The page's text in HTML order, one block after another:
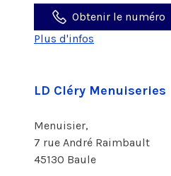
Obtenir le numéro
Plus d'infos
LD Cléry Menuiseries
Menuisier,
7 rue André Raimbault
45130 Baule